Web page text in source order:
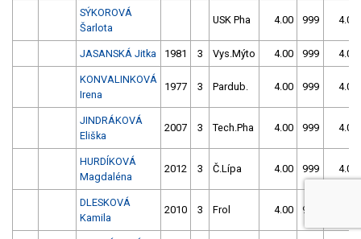
SÝKOROVÁ
Šarlota
USK Pha 4.00 999 4.00
JASANSKÁ Jitka 1981 3 Vys.Mýto 4.00 999 4.00
KONVALINKOVÁ
Irena
1977 3 Pardub. 4.00 999 4.00
JINDRÁKOVÁ
Eliška
2007 3 Tech.Pha 4.00 999 4.00
HURDÍKOVÁ
Magdaléna
2012 3 Č.Lípa 4.00 999 4.00
DLESKOVÁ
Kamila
2010 3 Frol 4.00 999